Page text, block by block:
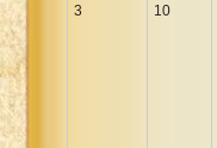
3 10